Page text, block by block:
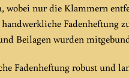
wobei nur die Klammern
Fadenheftung
Beilagen wurden
Fadenheftung robust und